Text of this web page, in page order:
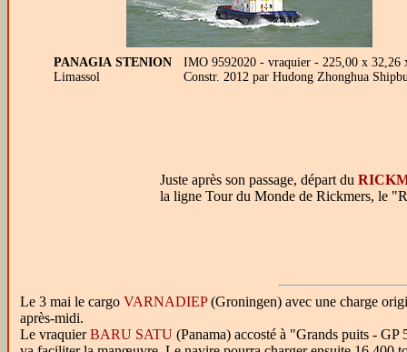
PANAGIA STENION
Limassol
IMO 9592020 - vraquier - 225,00 x
Constr. 2012 par Hudong Zhonghua
Juste après son passage, départ du
la ligne Tour du Monde de Rickmers, le
Le 3 mai le cargo VARNADIEP(Groningen) avec une charge
après-midi.
Le vraquierBARU SATU (Panama) accosté à "Grands puits - GP